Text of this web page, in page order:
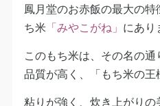
鳳月堂のお赤飯の最大の
ち米 「みやこがね」 にあり
このもち米は、その名の
品質が高く、「もち米の王
粘りが強く、炊き上がり